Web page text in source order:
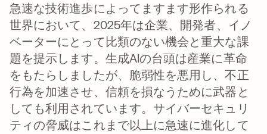
急速な技術進歩によってますます形作られる
世界において、2025年は企業、開発者、イノ
ベーターにとって比類のない機会と重大な課
題を提示します。生成AIの台頭は産業に革命
をもたらしましたが、脆弱性を悪用し、不正
行為を加速させ、信頼を損なうために武器と
しても利用されています。サイバーセキュリ
ティの脅威はこれまで以上に急速に進化して